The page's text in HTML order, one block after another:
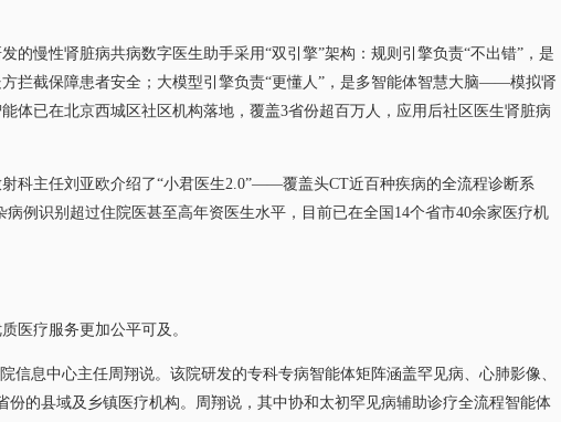
慢性肾脏病共病数字医生助手采用“双引擎”架构：规则引擎负责“不出错”，是
拦截保障患者安全；大模型引擎负责“更懂人”，是多智能体智慧大脑——模拟肾
体已在北京西城区社区机构落地，覆盖3省份超百万人，应用后社区医生肾脏病
主任刘亚欧介绍了“小君医生2.0”——覆盖头CT近百种疾病的全流程诊断系
例识别超过住院医甚至高年资医生水平，目前已在全国14个省市40余家医疗机
疗服务更加公平可及。
息中心主任周翔说。该院研发的专科专病智能体矩阵涵盖罕见病、心肺影像、
的县域及乡镇医疗机构。周翔说，其中协和太初罕见病辅助诊疗全流程智能体